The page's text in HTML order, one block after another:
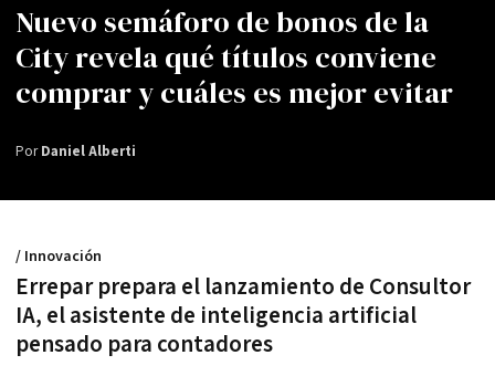
Nuevo semáforo de bonos de la
City revela qué títulos conviene
comprar y cuáles es mejor evitar
PorDaniel Alberti
Errepar prepara el lanzamiento de Consultor
IA, el asistente de inteligencia artificial
pensado para contadores
/ Innovación